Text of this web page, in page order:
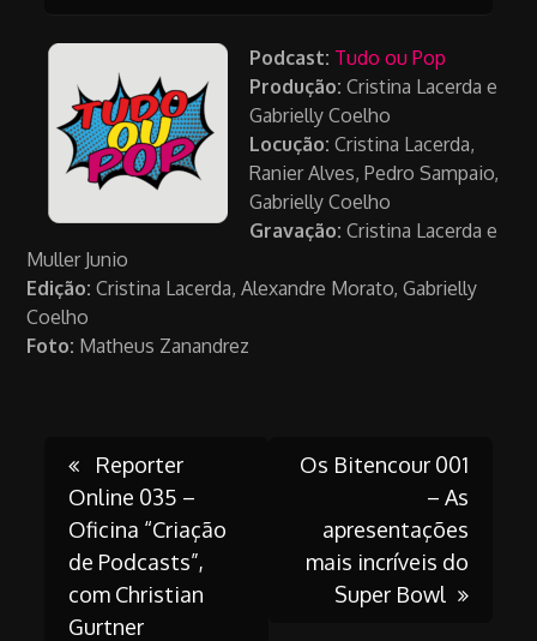
Podcast: Tudo ou Pop
Produção: Cristina Lacerda e
Gabrielly Coelho
Locução: Cristina Lacerda,
Ranier Alves, Pedro Sampaio,
Gabrielly Coelho
Gravação: Cristina Lacerda e
Muller Junio
Edição: Cristina Lacerda, Alexandre Morato, Gabrielly
Coelho
Foto: Matheus Zanandrez
Post
navigation
Reporter
Online 035 –
Oficina “Criação
de Podcasts”,
com Christian
Gurtner
Os Bitencour 001
– As
apresentações
mais incríveis do
Super Bowl